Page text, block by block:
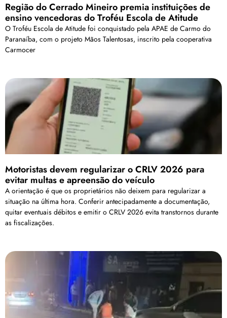
Região do Cerrado Mineiro premia instituições de
ensino vencedoras do Troféu Escola de Atitude
O Troféu Escola de Atitude foi conquistado pela APAE de Carmo do
Paranaíba, com o projeto Mãos Talentosas, inscrito pela cooperativa
Carmocer
Motoristas devem regularizar o CRLV 2026 para
evitar multas e apreensão do veículo
A orientação é que os proprietários não deixem para regularizar a
situação na última hora. Conferir antecipadamente a documentação,
quitar eventuais débitos e emitir o CRLV 2026 evita transtornos durante
as fiscalizações.